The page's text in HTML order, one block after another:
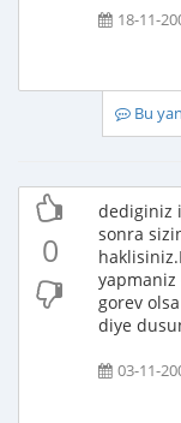
18-11-
Bu
0
dediginiz
sonra
gorev
diye
03-11-